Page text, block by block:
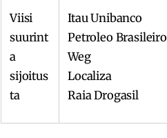
Viisi
suurint
a
sijoitus
ta
Itau Unibanco
Petroleo Brasileiro
Weg
Localiza
Raia Drogasil